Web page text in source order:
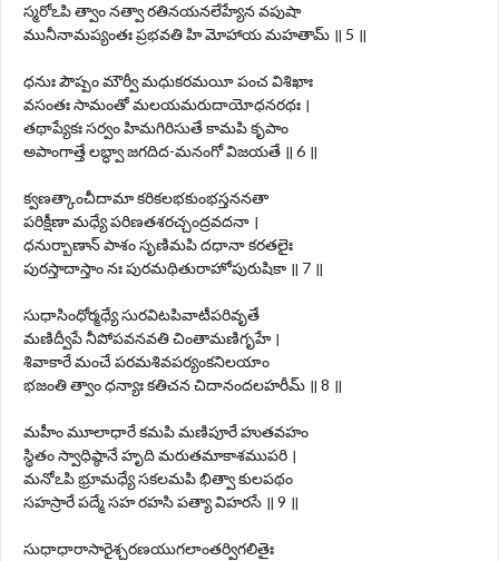
స్మరోఽపి త్వాం నత్వా రతినయనలేహ్యేన వపుషా
మునీనామప్యంతః ప్రభవతి హి మోహాయ మహతామ్ ॥ 5 ॥
ధనుః పౌష్పం మౌర్వీ మధుకరమయీ పంచ విశిఖాః
వసంతః సామంతో మలయమరుదాయోధనరథః ।
తథాప్యేకః సర్వం హిమగిరిసుతే కామపి కృపాం
అపాంగాత్తే లబ్ధ్వా జగదిద-మనంగో విజయతే ॥ 6 ॥
క్వణత్కాంచీదామా కరికలభకుంభస్తననతా
పరిక్షీణా మధ్యే పరిణతశరచ్చంద్రవదనా ।
ధనుర్బాణాన్ పాశం సృణిమపి దధానా కరతలైః
పురస్తాదాస్తాం నః పురమథితురాహోపురుషికా ॥ 7 ॥
సుధాసింధోర్మధ్యే సురవిటపివాటీపరివృతే
మణిద్వీపే నీపోపవనవతి చింతామణిగృహే ।
శివాకారే మంచే పరమశివపర్యంకనిలయాం
భజంతి త్వాం ధన్యాః కతిచన చిదానందలహరీమ్ ॥ 8 ॥
మహీం మూలాధారే కమపి మణిపూరే హుతవహం
స్థితం స్వాధిష్ఠానే హృది మరుతమాకాశముపరి ।
మనోఽపి భ్రూమధ్యే సకలమపి భిత్వా కులపథం
సహస్రారే పద్మే సహ రహసి పత్యా విహరసే ॥ 9 ॥
సుధాధారాసారైశ్చరణయుగలాంతర్విగలితైః